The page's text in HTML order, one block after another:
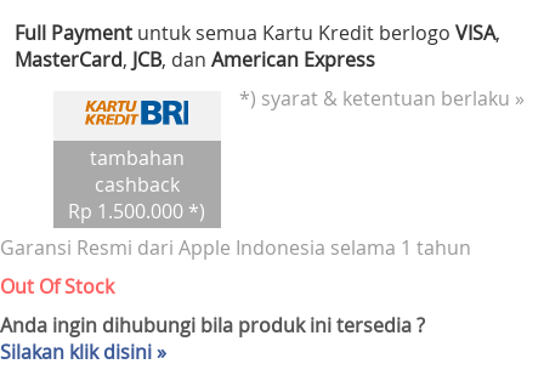
Full Payment untuk semua Kartu Kredit berlogo VISA,
MasterCard, JCB, dan American Express
tambahan
cashback
Rp 1.500.000 *)
*) syarat & ketentuan berlaku »
Garansi Resmi dari Apple Indonesia selama 1 tahun
Out Of Stock
Anda ingin dihubungi bila produk ini tersedia ?
Silakan klik disini »